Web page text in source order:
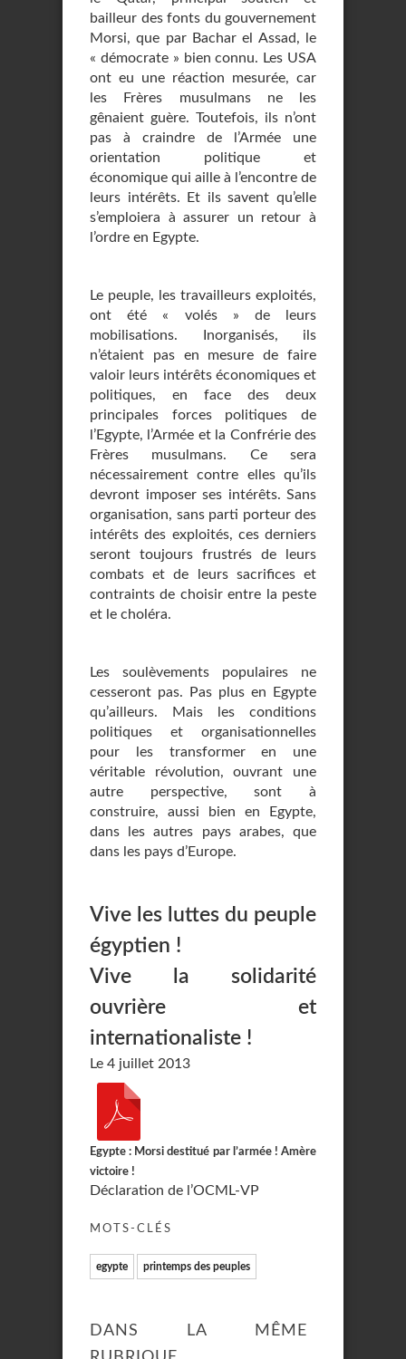
bailleur des fonts du gouvernement
Morsi, que par Bachar el Assad, le
« démocrate » bien connu. Les USA
ont eu une réaction mesurée, car
les Frères musulmans ne les
gênaient guère. Toutefois, ils n’ont
pas à craindre de l’Armée une
orientation politique et
économique qui aille à l’encontre de
leurs intérêts. Et ils savent qu’elle
s’emploiera à assurer un retour à
l’ordre en Egypte.
Le peuple, les travailleurs exploités,
ont été « volés » de leurs
mobilisations. Inorganisés, ils
n’étaient pas en mesure de faire
valoir leurs intérêts économiques et
politiques, en face des deux
principales forces politiques de
l’Egypte, l’Armée et la Confrérie des
Frères musulmans. Ce sera
nécessairement contre elles qu’ils
devront imposer ses intérêts. Sans
organisation, sans parti porteur des
intérêts des exploités, ces derniers
seront toujours frustrés de leurs
combats et de leurs sacrifices et
contraints de choisir entre la peste
et le choléra.
Les soulèvements populaires ne
cesseront pas. Pas plus en Egypte
qu’ailleurs. Mais les conditions
politiques et organisationnelles
pour les transformer en une
véritable révolution, ouvrant une
autre perspective, sont à
construire, aussi bien en Egypte,
dans les autres pays arabes, que
dans les pays d’Europe.
Vive les luttes du peuple
égyptien !
Vive la solidarité
ouvrière et
internationaliste !
Le 4 juillet 2013
Egypte : Morsi destitué par l’armée ! Amère
victoire !
Déclaration de l’OCML-VP
MOTS-CLÉS
egypte printemps des peuples
DANS LA MÊME